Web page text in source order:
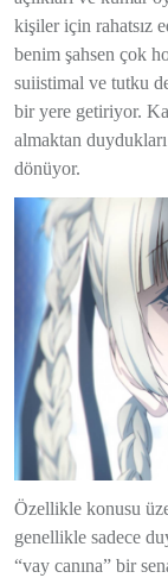
kişiler için rahatsız
benim şahsen çok
suiistimal ve tutku
bir yere getiriyor.
almaktan
dönüyor.
Özellikle konusu
genellikle sadece
“vay canına” bir